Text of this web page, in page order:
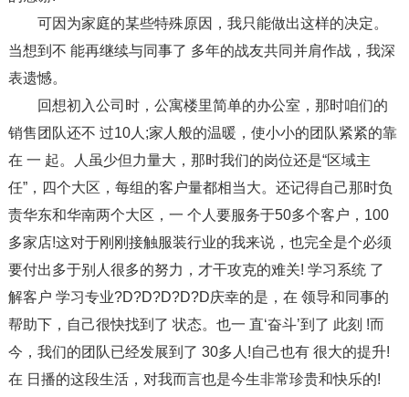
可因为家庭的某些特殊原因，我只能做出这样的决定。
当想到不 能再继续与同事了 多年的战友共同并肩作战，我深
表遗憾。
回想初入公司时，公寓楼里简单的办公室，那时咱们的
销售团队还不 过10人;家人般的温暖，使小小的团队紧紧的靠
在 一 起。人虽少但力量大，那时我们的岗位还是“区域主
任”，四个大区，每组的客户量都相当大。还记得自己那时负
责华东和华南两个大区，一 个人要服务于50多个客户，100
多家店!这对于刚刚接触服装行业的我来说，也完全是个必须
要付出多于别人很多的努力，才干攻克的难关! 学习系统 了
解客户 学习专业?D?D?D?D?D庆幸的是，在 领导和同事的
帮助下，自己很快找到了 状态。也一 直‘奋斗’到了 此刻 !而
今，我们的团队已经发展到了 30多人!自己也有 很大的提升!
在 日播的这段生活，对我而言也是今生非常珍贵和快乐的!